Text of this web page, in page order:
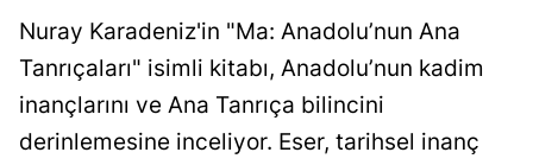
Nuray Karadeniz'in "Ma: Anadolu’nun Ana
Tanrıçaları" isimli kitabı, Anadolu’nun kadim
inançlarını ve Ana Tanrıça bilincini
derinlemesine inceliyor. Eser, tarihsel inanç